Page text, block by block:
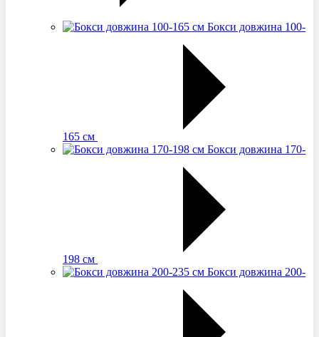
Бокси довжина 100-
165 см
Бокси довжина 170-
198 см
Бокси довжина 200-